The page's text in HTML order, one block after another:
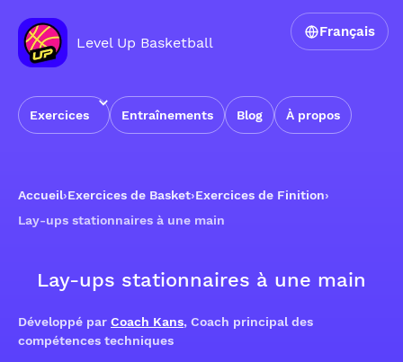
Level Up Basketball
Exercices Entraînements Blog À propos
Français
Accueil›Exercices de Basket›Exercices de Finition›
Lay-ups stationnaires à une main
Lay-ups stationnaires à une main
Développé par Coach Kans, Coach principal des
compétences techniques